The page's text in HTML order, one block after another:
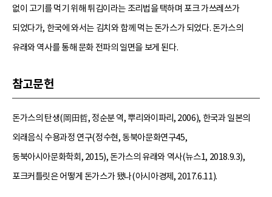
없이 고기를 먹기 위해 튀김이라는 조리법을 택하며 포크 가쓰레쓰가
되었다가, 한국에 와서는 김치와 함께 먹는 돈가스가 되었다. 돈가스의
유래와 역사를 통해 문화 전파의 일면을 보게 된다.
참고문헌
돈가스의 탄생(岡田哲, 정순분 역, 뿌리와이파리, 2006), 한국과 일본의
외래음식 수용과정 연구(정수현, 동북아문화연구45,
동북아시아문화학회, 2015), 돈가스의 유래와 역사(뉴스1, 2018.9.3),
포크커틀릿은 어떻게 돈가스가 됐나(아시아경제, 2017.6.11).